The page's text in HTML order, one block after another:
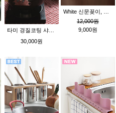
30,000원
12,000원
9,000원